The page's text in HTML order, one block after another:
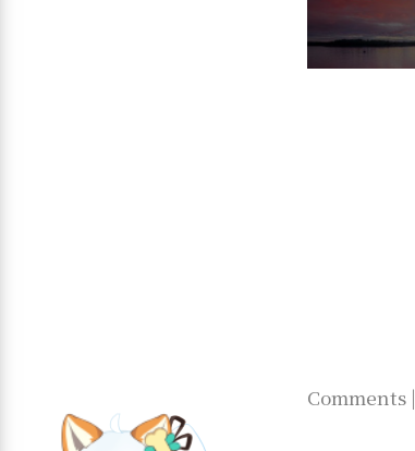
Comments |